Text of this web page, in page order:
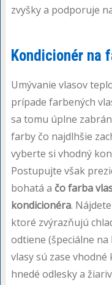
zvyšky a podporuje
Kondicionér na
Umývanie vlasov
prípade farbených
sa tomu úplne
farby čo najdlhšie
vyberte si vhodný
Postupujte však
bohatá a čo farba
kondicionéra.
ktoré zvýrazňujú
odtiene (špeciálne
vlasy sú zase
hnedé odlesky a